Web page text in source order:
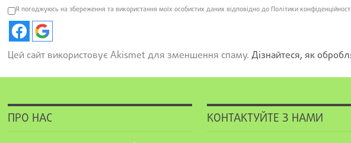
Я погоджуюсь на збереження та використання моїх особистих даних відповідно до Політики
Цей сайт використовує Akismet для зменшення спаму. Дізнайтеся, як
ПРО НАС КОНТАКТУЙТЕ З НАМИ